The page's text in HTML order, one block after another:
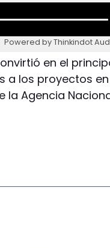
Powered by Thinkindot
en el
a los proyectos en
la Agencia